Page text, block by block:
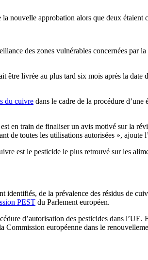
nouvelle approbation alors que deux
des zones vulnérables concernées par
être livrée au plus tard six mois après la
du cuivre dans le cadre de la procédure
en train de finaliser un avis motivé sur la
de toutes les utilisations autorisées »,
est le pesticide le plus retrouvé sur les
de la prévalence des résidus de
PEST du Parlement européen.
d’autorisation des pesticides dans
Commission européenne dans le